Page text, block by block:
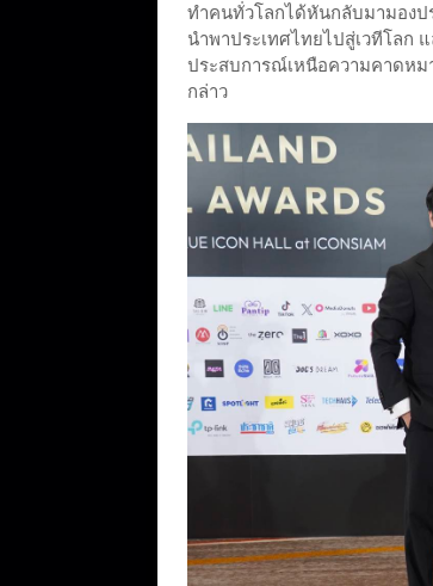
ทำคนทั่วโลกได้หันกลับมามองป
นำพาประเทศไทยไปสู่เวทีโลก
ประสบการณ์เหนือความคาดหม
กล่าว